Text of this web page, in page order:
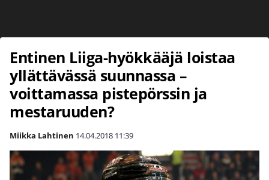
Entinen Liiga-hyökkääjä loistaa
yllättävässä suunnassa –
voittamassa pistepörssin ja
mestaruuden?
Miikka Lahtinen 14.04.2018 11:39